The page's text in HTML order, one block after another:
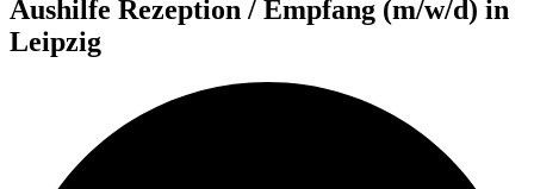
Aushilfe Rezeption / Empfang (m/w/d) in
Leipzig